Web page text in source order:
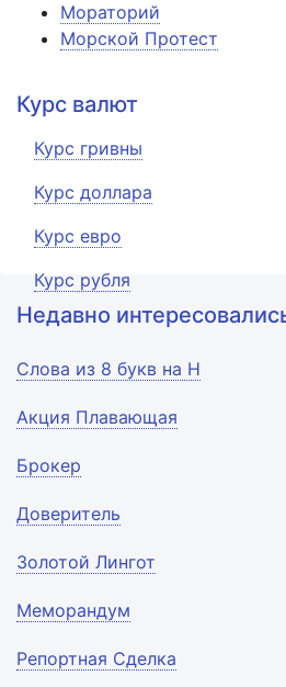
Мораторий
Морской Протест
Курс валют
Курс гривны
Курс доллара
Курс евро
Курс рубля
Недавно
Слова из 8 букв на Н
Акция Плавающая
Брокер
Доверитель
Золотой Лингот
Меморандум
Репортная Сделка